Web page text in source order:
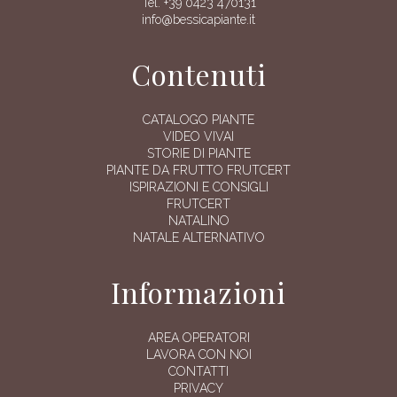
info@bessicapiante.it
Contenuti
CATALOGO PIANTE
VIDEO VIVAI
STORIE DI PIANTE
PIANTE DA FRUTTO FRUTCERT
ISPIRAZIONI E CONSIGLI
FRUTCERT
NATALINO
NATALE ALTERNATIVO
Informazioni
AREA OPERATORI
LAVORA CON NOI
CONTATTI
PRIVACY